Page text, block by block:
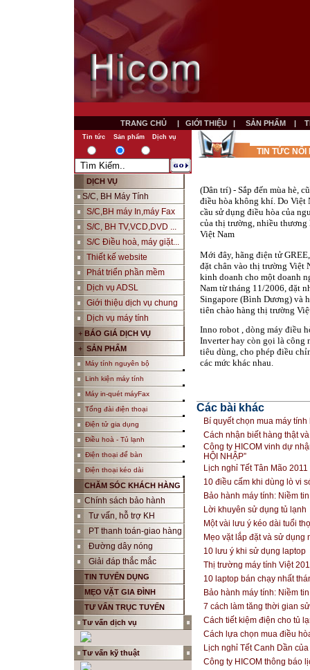
TRANG CHỦ | GIỚI THIỆU | SẢN PHẨM |
Tin tức Sản phẩm Dịch vụ
DỊCH VỤ
S/C, BH Máy Tính
S/C,BH máy In,máy Fax
S/C, BH TV,VCD,DVD ...
S/C Điều hoà, máy giặt...
Thiết kế website
Phát triển phần mềm
Dịch vụ ADSL
Giới thiệu dịch vụ chung
Dịch vụ máy tính
+ BÁO GIÁ DỊCH VỤ
+ SẢN PHẨM
Máy tính nguyên bộ
Linh kiện máy tính
Máy in-quét máyFax
Tổng đài điện thoại
Điện tử gia dụng
Điều hoà - Tủ lạnh
Điện thoại để bàn
Điện thoại kéo dài
CHĂM SÓC KHÁCH HÀNG
Chính sách bảo hành
Tư vấn, hỗ trợ KH
PT thanh toán-giao hàng
Đường dây nóng
Giải đáp thắc mắc
TIN TUYỂN DỤNG
MẸO VẶT GIA ĐÌNH
TƯ VẤN TRỤC TUYẾN
Tư vấn dịch vụ
Tư vấn kỹ thuật
TIN TỨC NỔI
(Dân trí) - Sắp đến mùa hè,
điều hòa không khí. Do Việt
cầu sử dụng điều hòa của
của thị trường, nhiều
Việt Nam
Mới đây, hãng điện tử
đặt chân vào thị trường Việt
kinh doanh cho một doanh
Nam từ tháng 11/2006, đặt
Singapore (Bình Dương) và
tiên chào hàng thị trường
Inno robot , dòng máy điều
Inverter hay còn gọi là công
tiêu dùng, cho phép điều
các mức khác nhau.
Các bài khác
Bí quyết chọn mua máy tính
Cách nhận biết hàng thật
Công ty HICOM vinh dự
HỘI NHẬP”
Lịch nghỉ Tết Tân Mão
10 điều cấm khi dùng lò vi
Bảo hành máy tính: Niềm
Lời khuyên sử dụng tủ lạnh
Một vài lưu ý kéo dài tuổi
Mẹo vặt lắp đặt và sử dụng
10 lưu ý khi sử dụng laptop
Thị trường máy tính Việt
10 laptop bán chạy nhất
Bảo hành máy tính: Niềm
7 cách làm tăng thời gian
Cách tiết kiệm điện cho tủ
Cách lựa chọn mua điều
Lịch nghỉ Tết Canh Dần
Công ty HICOM thông báo